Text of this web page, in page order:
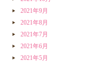
2021年9月
2021年8月
2021年7月
2021年6月
2021年5月